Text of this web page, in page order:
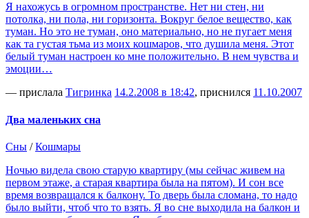
Я нахожусь в огромном пространстве. Нет ни стен, ни
потолка, ни пола, ни горизонта. Вокруг белое вещество, как
туман. Но это не туман, оно материально, но не пугает меня
как та густая тьма из моих кошмаров, что душила меня. Этот
белый туман настроен ко мне положительно. В нем чувства и
эмоции…
— прислала Тигринка 14.2.2008 в 18:42, приснился 11.10.2007
Два маленьких сна
Сны /Кошмары
Ночью видела свою старую квартиру (мы сейчас живем на
первом этаже, а старая квартира была на пятом). И сон все
время возвращался к балкону. То дверь была сломана, то надо
было выйти, чтоб что то взять. Я во сне выходила на балкон и